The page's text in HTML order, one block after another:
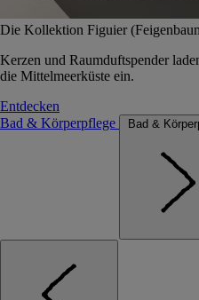
Die Kollektion Figuier
Kerzen und Raumduftspender
die Mittelmeerküste ein.
Entdecken
Bad & Körperpflege
Bad &